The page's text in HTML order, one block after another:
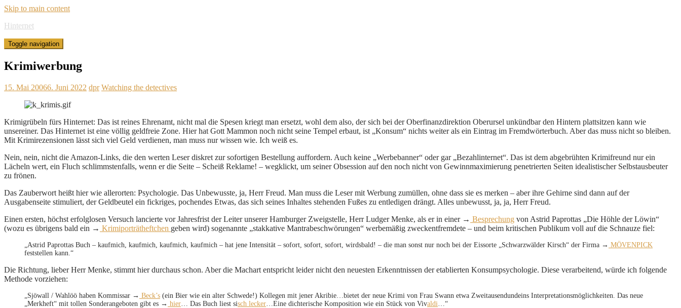
Skip to main content
Hinternet
Toggle navigation
Krimiwerbung
15. Mai 20066. Juni 2022 dpr Watching the detectives
Krimigrübeln fürs Hinternet: Das ist reines Ehrenamt, nicht mal die Spesen kriegt man ersetzt, wohl dem also, der sich bei der Oberfinanzdirektion Oberursel unkündbar den Hintern plattsitzen kann wie
unsereiner. Das Hinternet ist eine völlig geldfreie Zone. Hier hat Gott Mammon noch nicht seine Tempel erbaut, ist „Konsum“ nichts weiter als ein Eintrag im Fremdwörterbuch. Aber das muss nicht so bleiben.
Mit Krimirezensionen lässt sich viel Geld verdienen, man muss nur wissen wie. Ich weiß es.
Nein, nein, nicht die Amazon-Links, die den werten Leser diskret zur sofortigen Bestellung auffordern. Auch keine „Werbebanner“ oder gar „Bezahlinternet“. Das ist dem abgebrühten Krimifreund nur ein
Lächeln wert, ein Fluch schlimmstenfalls, wenn er die Seite – Scheiß Reklame! – wegklickt, um seiner Obsession auf den noch nicht von Gewinnmaximierung penetrierten Seiten idealistischer Selbstausbeuter
zu frönen.
Das Zauberwort heißt hier wie allerorten: Psychologie. Das Unbewusste, ja, Herr Freud. Man muss die Leser mit Werbung zumüllen, ohne dass sie es merken – aber ihre Gehirne sind dann auf der
Ausgabenseite stimuliert, der Geldbeutel ein fickriges, pochendes Etwas, das sich seines Inhaltes stehenden Fußes zu entledigen drängt. Alles unbewusst, ja, ja, Herr Freud.
Einen ersten, höchst erfolglosen Versuch lancierte vor Jahresfrist der Leiter unserer Hamburger Zweigstelle, Herr Ludger Menke, als er in einer → Besprechung von Astrid Paprottas „Die Höhle der Löwin“
(wozu es übrigens bald ein → Krimiporträtheftchen geben wird) sogenannte „stakkative Mantrabeschwörungen“ werbemäßig zweckentfremdete – und beim kritischen Publikum voll auf die Schnauze fiel:
„Astrid Paprottas Buch – kaufmich, kaufmich, kaufmich, kaufmich – hat jene Intensität – sofort, sofort, sofort, wirdsbald! – die man sonst nur noch bei der Eissorte „Schwarzwälder Kirsch“ der Firma → MÖVENPICK
feststellen kann.“
Die Richtung, lieber Herr Menke, stimmt hier durchaus schon. Aber die Machart entspricht leider nicht den neuesten Erkenntnissen der etablierten Konsumpsychologie. Diese verarbeitend, würde ich folgende
Methode vorziehen:
„Sjöwall / Wahlöö haben Kommissar → Beck’s (ein Bier wie ein alter Schwede!) Kollegen mit jener Akribie…bietet der neue Krimi von Frau Swann etwa Zweitausendundeins Interpretationsmöglichkeiten. Das neue
„Merkheft“ mit tollen Sonderangeboten gibt es → hier … Das Buch liest sisch lecker …Eine dichterische Komposition wie ein Stück von Vivaldi …“